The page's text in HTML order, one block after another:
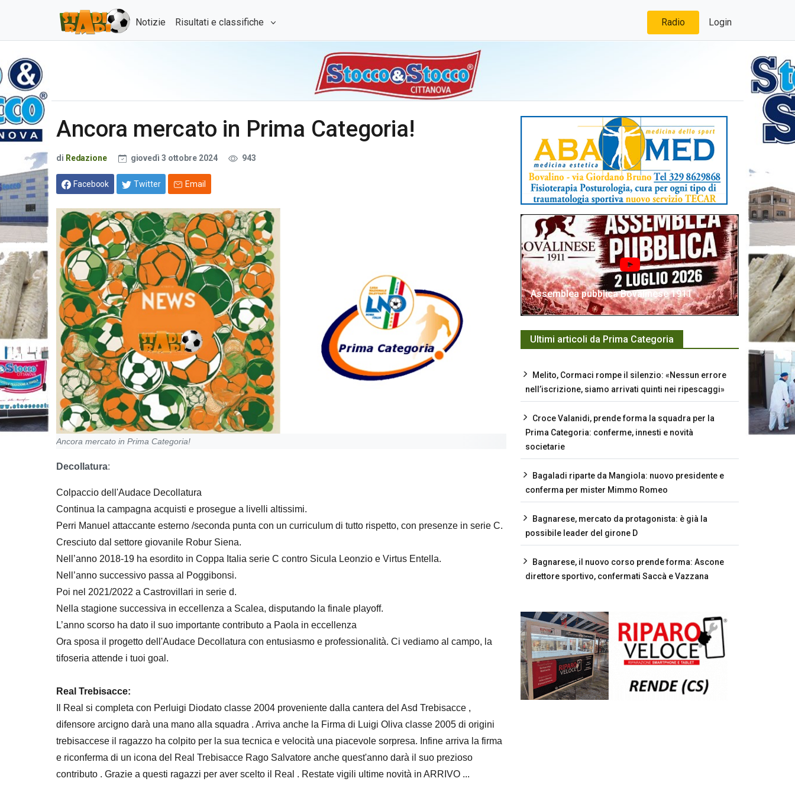
Notizie Risultati e classifiche Radio Login
Ancora mercato in Prima Categoria!
di Redazione giovedì 3 ottobre 2024 943
Facebook Twitter Email
Ancora mercato in Prima Categoria!
Decollatura:
Colpaccio dell'Audace Decollatura
Continua la campagna acquisti e prosegue a livelli altissimi.
Perri Manuel attaccante esterno /seconda punta con un curriculum di tutto rispetto, con presenze in serie C.
Cresciuto dal settore giovanile Robur Siena.
Nell’anno 2018-19 ha esordito in Coppa Italia serie C contro Sicula Leonzio e Virtus Entella.
Nell’anno successivo passa al Poggibonsi.
Poi nel 2021/2022 a Castrovillari in serie d.
Nella stagione successiva in eccellenza a Scalea, disputando la finale playoff.
L’anno scorso ha dato il suo importante contributo a Paola in eccellenza
Ora sposa il progetto dell'Audace Decollatura con entusiasmo e professionalità. Ci vediamo al campo, la
tifoseria attende i tuoi goal.
Real Trebisacce:
Il Real si completa con Perluigi Diodato classe 2004 proveniente dalla cantera del Asd Trebisacce ,
difensore arcigno darà una mano alla squadra . Arriva anche la Firma di Luigi Oliva classe 2005 di origini
trebisaccese il ragazzo ha colpito per la sua tecnica e velocità una piacevole sorpresa. Infine arriva la firma
e riconferma di un icona del Real Trebisacce Rago Salvatore anche quest'anno darà il suo prezioso
contributo . Grazie a questi ragazzi per aver scelto il Real . Restate vigili ultime novità in ARRIVO ...
Assemblea pubblica Bovalinese 1911
Ultimi articoli da Prima Categoria
Melito, Cormaci rompe il silenzio: «Nessun errore
nell’iscrizione, siamo arrivati quinti nei ripescaggi»
Croce Valanidi, prende forma la squadra per la
Prima Categoria: conferme, innesti e novità
societarie
Bagaladi riparte da Mangiola: nuovo presidente e
conferma per mister Mimmo Romeo
Bagnarese, mercato da protagonista: è già la
possibile leader del girone D
Bagnarese, il nuovo corso prende forma: Ascone
direttore sportivo, confermati Saccà e Vazzana